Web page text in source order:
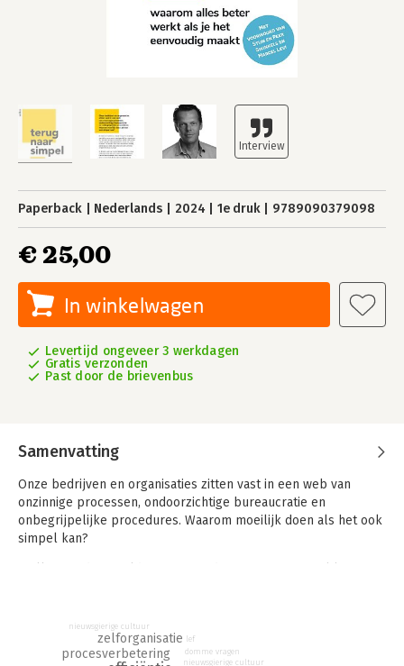
Paperback Nederlands 2024 1e druk 9789090379098
€ 25,00
In winkelwagen
Levertijd ongeveer 3 werkdagen
Gratis verzonden
Past door de brievenbus
Samenvatting
Onze bedrijven en organisaties zitten vast in een web van
onzinnige processen, ondoorzichtige bureaucratie en
onbegrijpelijke procedures. Waarom moeilijk doen als het ook
simpel kan?
ingevulde belastingformulieren, de QR-code, online inchecken,
de rotonde, 3d-printers, zeecontainers, AirBNB, prefab bouwen,
Digid, meer autonomie op de werkvloer: simpel werkt altijd en
procesverbetering
zelforganisatie
domme vragen
nieuwsgierige cultuur
nieuwsgierige cultuur
lef